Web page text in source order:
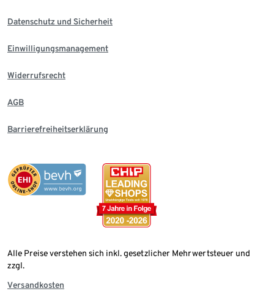
Datenschutz und Sicherheit
Einwilligungsmanagement
Widerrufsrecht
AGB
Barrierefreiheitserklärung
Alle Preise verstehen sich inkl. gesetzlicher Mehrwertsteuer und
zzgl.
Versandkosten